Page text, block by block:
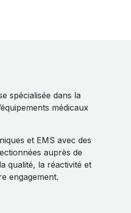
spécialisée dans la
médicaux
et EMS avec des
auprès de
qualité, la réactivité et
engagement.